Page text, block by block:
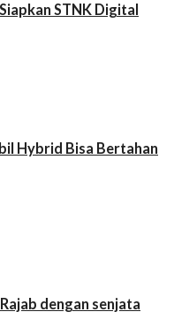
STNK Digital
Hybrid Bisa Bertahan
dengan senjata